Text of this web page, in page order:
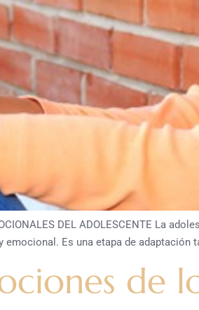
DEL ADOLESCENTE La
emocional. Es una etapa de adaptación
de